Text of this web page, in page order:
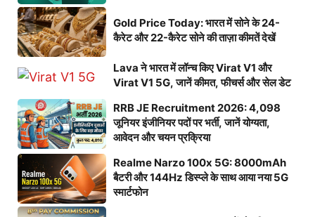
Gold Price Today: भारत में सोने के 24-
कैरेट और 22-कैरेट सोने की ताज़ा कीमतें देखें
Lava ने भारत में लॉन्च किए Virat V1 और
Virat V1 5G, जानें कीमत, फीचर्स और सेल डेट
RRB JE Recruitment 2026: 4,098
जूनियर इंजीनियर पदों पर भर्ती, जानें योग्यता,
आवेदन और चयन प्रक्रिया
Realme Narzo 100x 5G: 8000mAh
बैटरी और 144Hz डिस्प्ले के साथ आया नया 5G
स्मार्टफोन